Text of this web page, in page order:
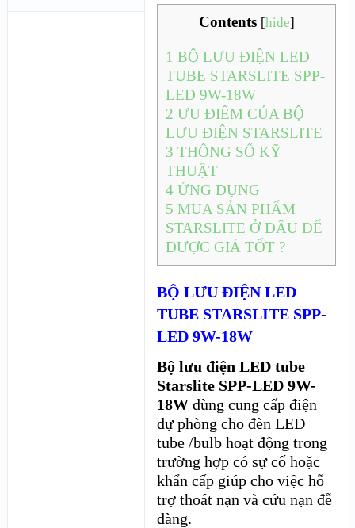
Contents [hide]
1 BỘ LƯU ĐIỆN LED
TUBE STARSLITE SPP-
LED 9W-18W
2 ƯU ĐIỂM CỦA BỘ
LƯU ĐIỆN STARSLITE
3 THÔNG SỐ KỸ
THUẬT
4 ỨNG DỤNG
5 MUA SẢN PHẨM
STARSLITE Ở ĐÂU ĐỂ
ĐƯỢC GIÁ TỐT ?
BỘ LƯU ĐIỆN LED
TUBE STARSLITE SPP-
LED 9W-18W
Bộ lưu điện LED tube
Starslite SPP-LED 9W-
18Wdùng cung cấp điện
dự phòng cho đèn LED
tube /bulb hoạt động trong
trường hợp có sự cố hoặc
khẩn cấp giúp cho việc hỗ
trợ thoát nạn và cứu nạn đễ
dàng.